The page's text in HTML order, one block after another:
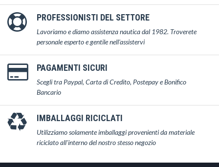
PROFESSIONISTI DEL SETTORE
Lavoriamo e diamo assistenza nautica dal 1982. Troverete
personale esperto e gentile nell'assistervi
PAGAMENTI SICURI
Scegli tra Paypal, Carta di Credito, Postepay e Bonifico
Bancario
IMBALLAGGI RICICLATI
Utilizziamo solamente imballaggi provenienti da materiale
riciclato all'interno del nostro stesso negozio